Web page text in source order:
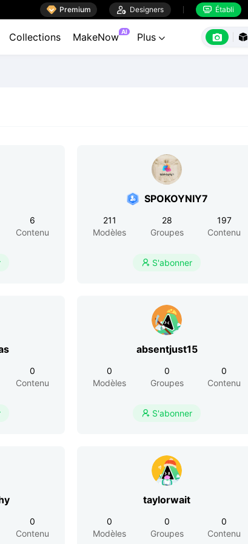
 Premium  Designers  Établi
Collections MakeNow AI Plus   
6
Contenu
SPOKOYNIY7
211
Modèles
28
Groupes
197
Contenu
 S'abonner
0
Contenu
absentjust15
0
Modèles
0
Groupes
0
Contenu
 S'abonner
0
Contenu
taylorwait
0
Modèles
0
Groupes
0
Contenu